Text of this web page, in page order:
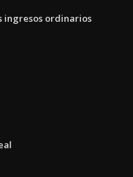
ingresos ordinarios